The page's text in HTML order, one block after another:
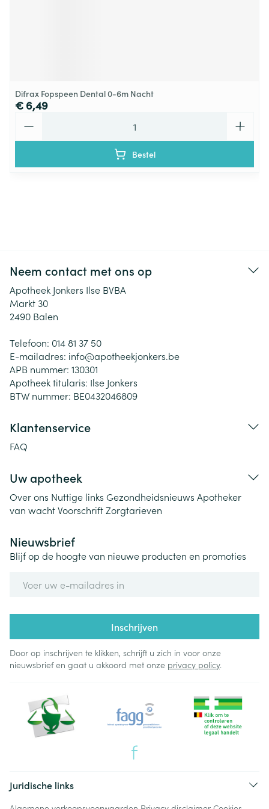
Difrax Fopspeen Dental 0-6m Nacht
€ 6,49
Bestel
Neem contact met ons op
Apotheek Jonkers Ilse BVBA
Markt 30
2490 Balen
Telefoon: 014 81 37 50
E-mailadres: info@apotheekjonkers.be
APB nummer: 130301
Apotheek titularis: Ilse Jonkers
BTW nummer: BE0432046809
Klantenservice
FAQ
Uw apotheek
Over ons Nuttige links Gezondheidsnieuws Apotheker
van wachtVoorschriftZorgtarieven
Nieuwsbrief
Blijf op de hoogte van nieuwe producten en promoties
Inschrijven
Door op inschrijven te klikken, schrijft u zich in voor onze
nieuwsbrief en gaat u akkoord met onze privacy policy.
Juridische links